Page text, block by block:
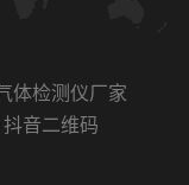
抖音二维码